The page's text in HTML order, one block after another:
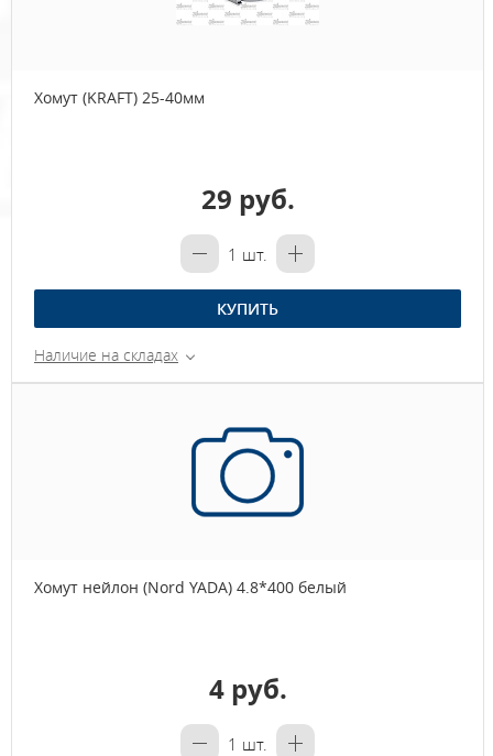
Хомут (KRAFT) 25-40мм
29 руб.
1 шт.
КУПИТЬ
Наличие на складах
Хомут нейлон (Nord YADA) 4.8*400 белый
4 руб.
1 шт.